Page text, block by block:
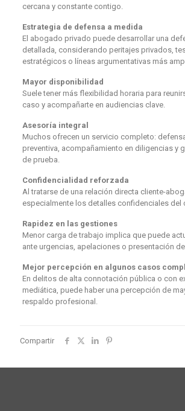
cercana y constante contigo.
Estrategia de defensa a medida
El abogado privado puede desarrollar una
detallada, considerando peritajes privados,
estratégicos o líneas argumentativas más
Mayor disponibilidad
Suele tener más flexibilidad horaria para
caso y acompañarte en audiencias clave.
Asesoría integral
Muchos ofrecen un servicio completo:
preventiva, acompañamiento en diligencias y
de prueba.
Confidencialidad reforzada
Al tratarse de una relación directa cliente-
especialmente los detalles confidenciales del
Rapidez en las gestiones
Menor carga de trabajo implica que puede
ante urgencias, apelaciones o presentación
Mejor percepción en algunos casos
En delitos de alta connotación pública o con
mediática, puede haber una percepción de
respaldo profesional.
Compartir